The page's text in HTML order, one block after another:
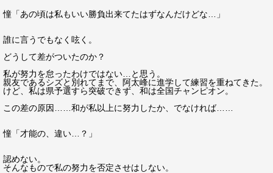
憧「あの頃は私もいい勝負出来てたはずなんだけどな…」
誰に言うでもなく呟く。
どうして差がついたのか？
私が努力を怠ったわけではない…と思う。
親友であるシズと別れてまで、阿太峰に進学して練習を重ねてきた。
けど、私は県予選すら突破できず、和は全国チャンピオン。
この差の原因……和が私以上に努力したか、でなければ……
憧「才能の、違い…？」
認めない。
そんなもので私の努力を否定させはしない。